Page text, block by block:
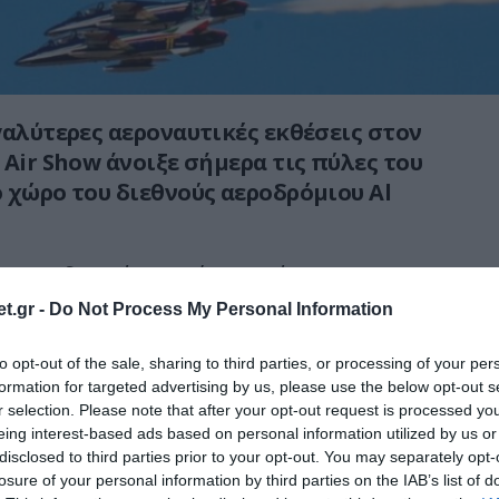
- Do Not Process My Personal Information
opt-out of the sale, sharing to third parties, or processing of your
for targeted advertising by us, please use the below opt-out
selection. Please note that after your opt-out request is processed
interest-based ads based on personal information utilized by us
to third parties prior to your opt-out. You may separately
of your personal information by third parties on the IAB’s list of
αεροναυτικές εκθέσεις στον
Air Showάνοιξε σήμερα τις πύλες του
του διεθνούς αεροδρόμιου Al
να διαρκέσει από τις 13 έως τι 17
αυτή θα συμμετάσχουν 1.400 εκθέτες από 95
πολιτική και στρατιωτική χρήση, ενώ
περίπτερα και την έκθεση θα
διεθνείς αντιπροσωπείες.